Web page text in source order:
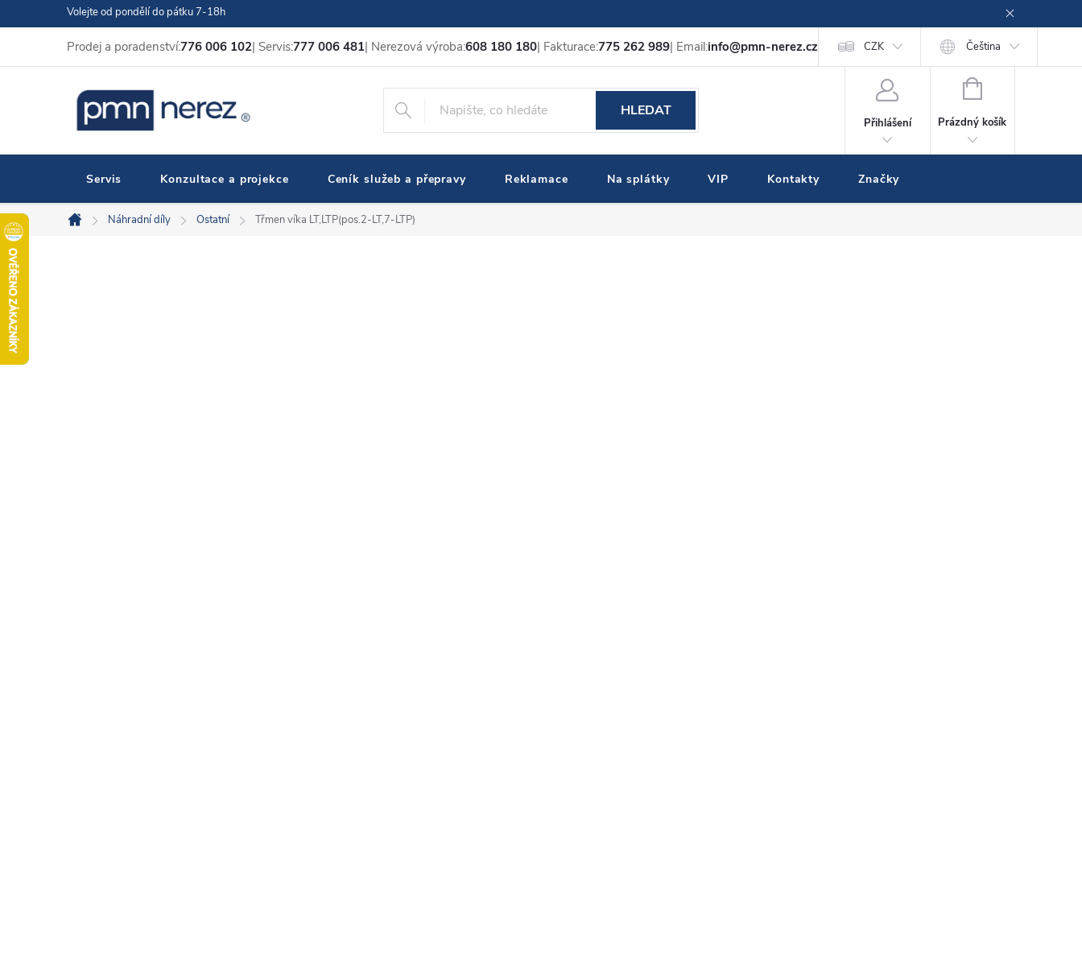
na
Volejte od pondělí do pátku 7-18h
Prodej a poradenství:776 006 102| Servis:777 006 481| Nerezová výroba:608 180 180| Fakturace:775 262 989| Email:info@pmn-nerez.cz CZK Čeština
HLEDAT
Přihlášení
NÁKUPNÍ
Prázdný košík
Servis Konzultace a projekce Ceník služeb a přepravy Reklamace Na splátky VIP Kontakty Značky
Domů
Náhradní díly Ostatní Třmen víka LT,LTP(pos.2-LT,7-LTP)